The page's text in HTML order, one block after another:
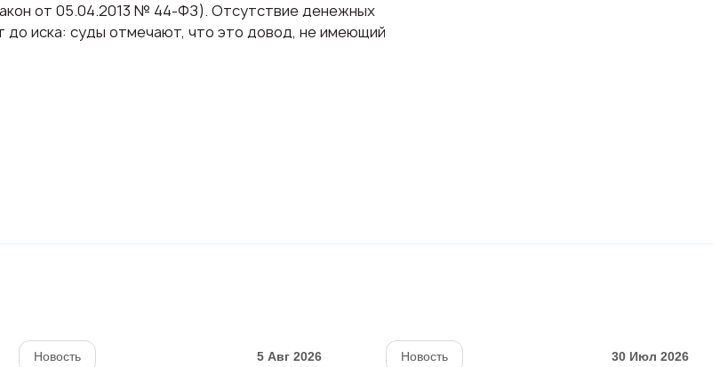
от 05.04.2013 № 44-ФЗ). Отсутствие денежных
иска: суды отмечают, что это довод, не имеющий
Новость 5 Авг 2026 Новость 30 Июл 2026